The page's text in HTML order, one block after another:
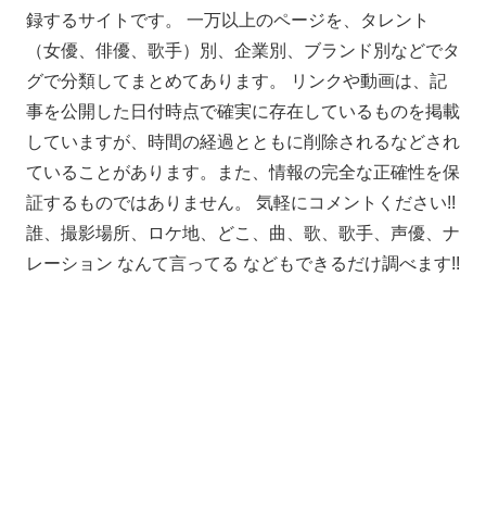
録するサイトです。 一万以上のページを、タレント
（女優、俳優、歌手）別、企業別、ブランド別などでタ
グで分類してまとめてあります。 リンクや動画は、記
事を公開した日付時点で確実に存在しているものを掲載
していますが、時間の経過とともに削除されるなどされ
ていることがあります。また、情報の完全な正確性を保
証するものではありません。 気軽にコメントください!!
誰、撮影場所、ロケ地、どこ、曲、歌、歌手、声優、ナ
レーション なんて言ってる などもできるだけ調べます!!